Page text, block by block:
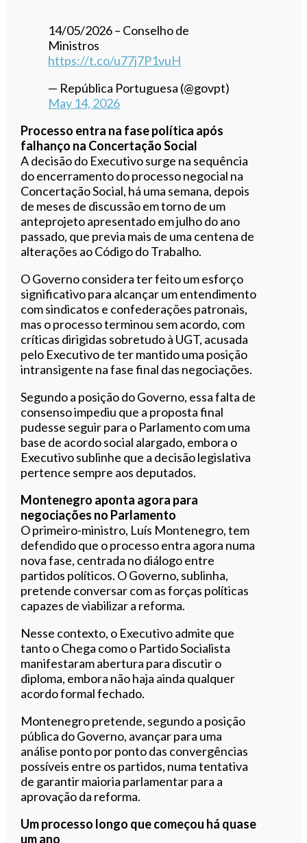
14/05/2026 – Conselho de
Ministros
https://t.co/u77j7P1vuH
— República Portuguesa (@govpt)
May 14, 2026
Processo entra na fase política após
falhanço na Concertação Social
A decisão do Executivo surge na sequência
do encerramento do processo negocial na
Concertação Social, há uma semana, depois
de meses de discussão em torno de um
anteprojeto apresentado em julho do ano
passado, que previa mais de uma centena de
alterações ao Código do Trabalho.
O Governo considera ter feito um esforço
significativo para alcançar um entendimento
com sindicatos e confederações patronais,
mas o processo terminou sem acordo, com
críticas dirigidas sobretudo à UGT, acusada
pelo Executivo de ter mantido uma posição
intransigente na fase final das negociações.
Segundo a posição do Governo, essa falta de
consenso impediu que a proposta final
pudesse seguir para o Parlamento com uma
base de acordo social alargado, embora o
Executivo sublinhe que a decisão legislativa
pertence sempre aos deputados.
Montenegro aponta agora para
negociações no Parlamento
O primeiro-ministro, Luís Montenegro, tem
defendido que o processo entra agora numa
nova fase, centrada no diálogo entre
partidos políticos. O Governo, sublinha,
pretende conversar com as forças políticas
capazes de viabilizar a reforma.
Nesse contexto, o Executivo admite que
tanto o Chega como o Partido Socialista
manifestaram abertura para discutir o
diploma, embora não haja ainda qualquer
acordo formal fechado.
Montenegro pretende, segundo a posição
pública do Governo, avançar para uma
análise ponto por ponto das convergências
possíveis entre os partidos, numa tentativa
de garantir maioria parlamentar para a
aprovação da reforma.
Um processo longo que começou há quase
um ano